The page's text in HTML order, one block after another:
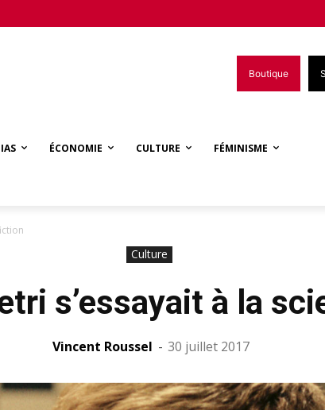
Boutique
ÉCONOMIE CULTURE FÉMINISME
Culture
s’essayait à la
Vincent Roussel - 30 juillet 2017